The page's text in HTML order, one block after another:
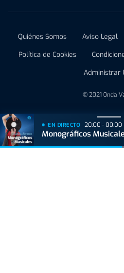
Quiénes Somos Aviso Legal
Política de Cookies
Administrar
© 2021 Onda
EN DIRECTO 20:00 - 00:00
Monográficos